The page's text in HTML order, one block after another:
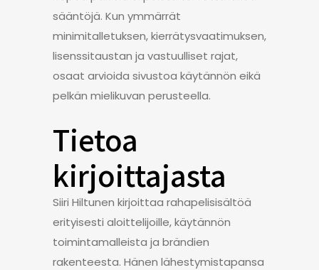
sääntöjä. Kun ymmärrät
minimitalletuksen, kierrätysvaatimuksen,
lisenssitaustan ja vastuulliset rajat,
osaat arvioida sivustoa käytännön eikä
pelkän mielikuvan perusteella.
Tietoa
kirjoittajasta
Siiri Hiltunen kirjoittaa rahapelisisältöä
erityisesti aloittelijoille, käytännön
toimintamalleista ja brändien
rakenteesta. Hänen lähestymistapansa